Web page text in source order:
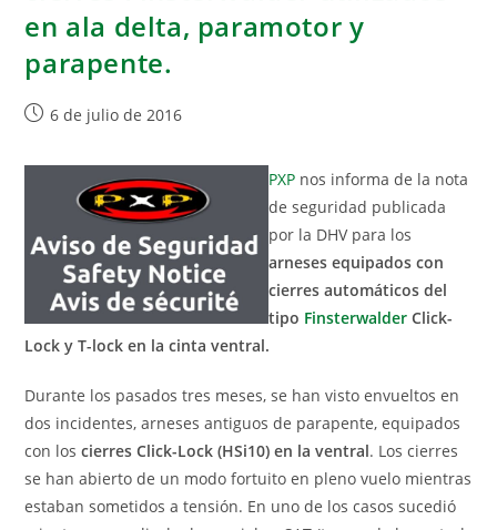
en ala delta, paramotor y
parapente.
6 de julio de 2016
PXP nos informa de la nota
de seguridad publicada
por la DHV para los
arneses equipados con
cierres automáticos del
tipo Finsterwalder Click-
Lock y T-lock en la cinta ventral.
Durante los pasados tres meses, se han visto envueltos en
dos incidentes, arneses antiguos de parapente, equipados
con loscierres Click-Lock (HSi10) en la ventral. Los cierres
se han abierto de un modo fortuito en pleno vuelo mientras
estaban sometidos a tensión. En uno de los casos sucedió